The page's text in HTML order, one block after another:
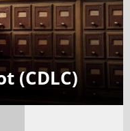
(CDLC)